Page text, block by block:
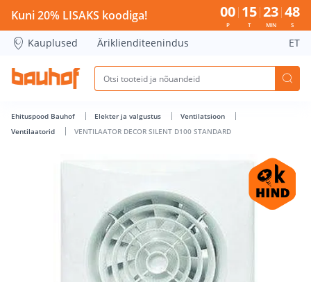
VENTILAATOR DECOR SILENT D100 STANDARD - Bauhof
Kuni 20% LISAKS koodiga! 00
P
15
T
23
MIN
47
S
Kauplused Äriklienditeenindus ET
Ehituspood Bauhof Elekter ja valgustus
Ventilatsioon
Ventilaatorid
VENTILAATOR DECOR SILENT D100 STANDARD